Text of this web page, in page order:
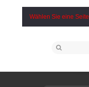
Wählen Sie eine Seite